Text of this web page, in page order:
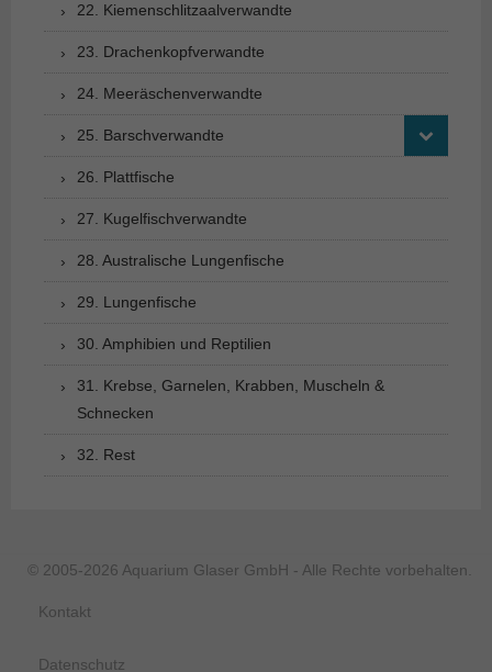
22. Kiemenschlitzaalverwandte
23. Drachenkopfverwandte
24. Meeräschenverwandte
25. Barschverwandte
26. Plattfische
27. Kugelfischverwandte
28. Australische Lungenfische
29. Lungenfische
30. Amphibien und Reptilien
31. Krebse, Garnelen, Krabben, Muscheln &
Schnecken
32. Rest
© 2005-2026 Aquarium Glaser GmbH - Alle Rechte vorbehalten.
Kontakt
Datenschutz